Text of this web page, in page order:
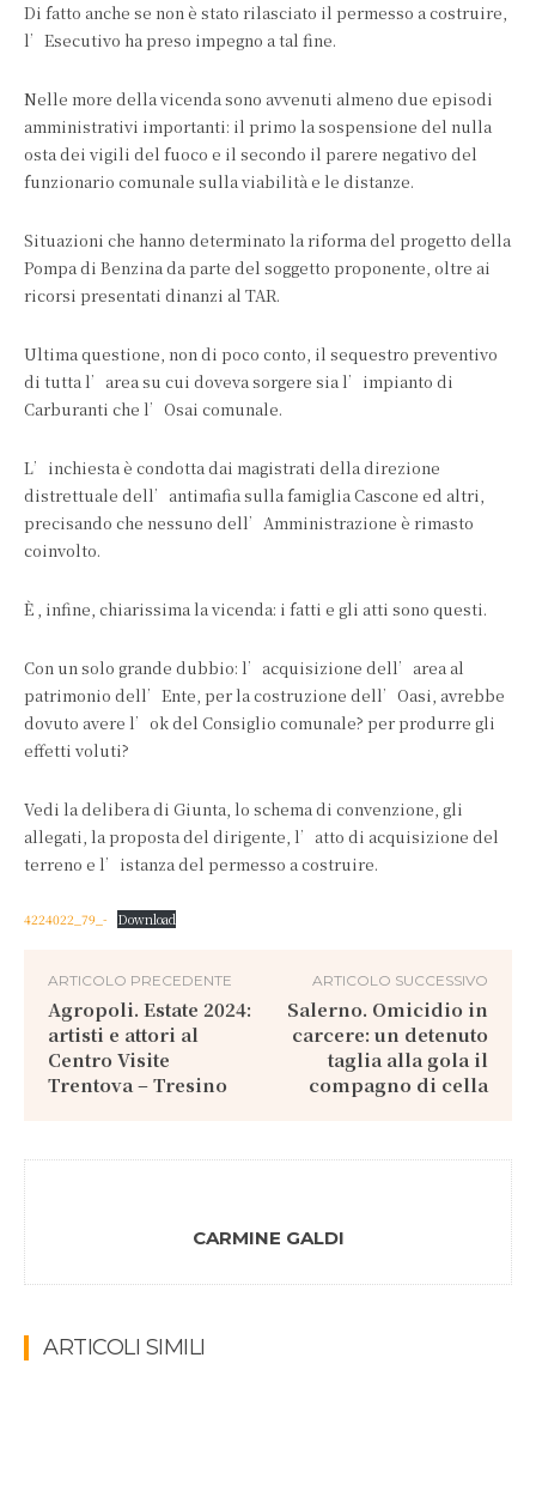
Di fatto anche se non è stato rilasciato il permesso a costruire,
l’Esecutivo ha preso impegno a tal fine.
Nelle more della vicenda sono avvenuti almeno due episodi
amministrativi importanti: il primo la sospensione del nulla
osta dei vigili del fuoco e il secondo il parere negativo del
funzionario comunale sulla viabilità e le distanze.
Situazioni che hanno determinato la riforma del progetto della
Pompa di Benzina da parte del soggetto proponente, oltre ai
ricorsi presentati dinanzi al TAR.
Ultima questione, non di poco conto, il sequestro preventivo
di tutta l’area su cui doveva sorgere sia l’impianto di
Carburanti che l’Osai comunale.
L’inchiesta è condotta dai magistrati della direzione
distrettuale dell’antimafia sulla famiglia Cascone ed altri,
precisando che nessuno dell’Amministrazione è rimasto
coinvolto.
È , infine, chiarissima la vicenda: i fatti e gli atti sono questi.
Con un solo grande dubbio: l’acquisizione dell’area al
patrimonio dell’Ente, per la costruzione dell’Oasi, avrebbe
dovuto avere l’ok del Consiglio comunale? per produrre gli
effetti voluti?
Vedi la delibera di Giunta, lo schema di convenzione, gli
allegati, la proposta del dirigente, l’atto di acquisizione del
terreno e l’istanza del permesso a costruire.
4224022_79_- Download
ARTICOLO PRECEDENTE
Agropoli. Estate 2024:
artisti e attori al
Centro Visite
Trentova – Tresino
ARTICOLO SUCCESSIVO
Salerno. Omicidio in
carcere: un detenuto
taglia alla gola il
compagno di cella
CARMINE GALDI
ARTICOLI SIMILI